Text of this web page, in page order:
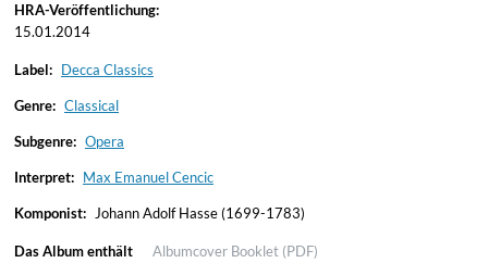
HRA-Veröffentlichung:
15.01.2014
Label: Decca Classics
Genre: Classical
Subgenre: Opera
Interpret: Max Emanuel Cencic
Komponist: Johann Adolf Hasse (1699-1783)
Das Album enthält Albumcover Booklet (PDF)